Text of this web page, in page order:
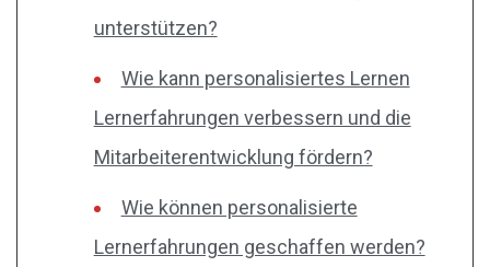
unterstützen?
Wie kann personalisiertes Lernen
Lernerfahrungen verbessern und die
Mitarbeiterentwicklung fördern?
Wie können personalisierte
Lernerfahrungen geschaffen werden?